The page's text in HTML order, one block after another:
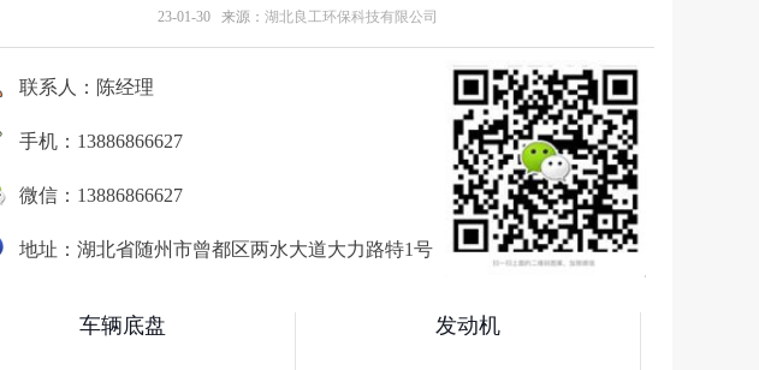
清扫车系列
23-01-30 来源： 湖北良工环保科技有限公司
联系人：陈经理
手机：13886866627
微信：13886866627 要购车就扫我
地址：湖北省随州市曾都区两水大道大力路特1号
车辆底盘 发动机